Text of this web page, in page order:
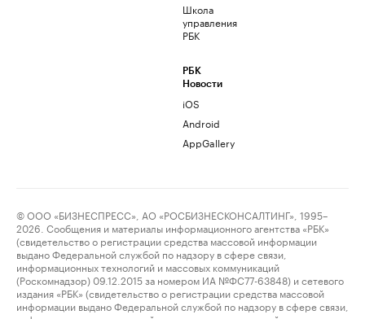
Школа
управления
РБК
РБК
Новости
iOS
Android
AppGallery
© ООО «БИЗНЕСПРЕСС», АО «РОСБИЗНЕСКОНСАЛТИНГ», 1995–
2026. Сообщения и материалы информационного агентства «РБК»
(свидетельство о регистрации средства массовой информации
выдано Федеральной службой по надзору в сфере связи,
информационных технологий и массовых коммуникаций
(Роскомнадзор) 09.12.2015 за номером ИА №ФС77-63848) и сетевого
издания «РБК» (свидетельство о регистрации средства массовой
информации выдано Федеральной службой по надзору в сфере связи,